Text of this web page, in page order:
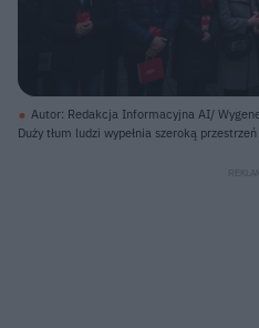
Autor: Redakcja Informacyjna AI/
Duży tłum ludzi wypełnia szeroką
niebieskim światłem, znajduje się zespół